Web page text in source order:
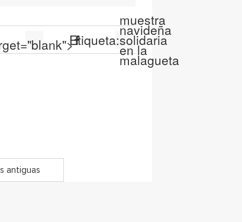
Etiqueta:
muestra
navideña
solidaria
en la
malagueta
antiguas